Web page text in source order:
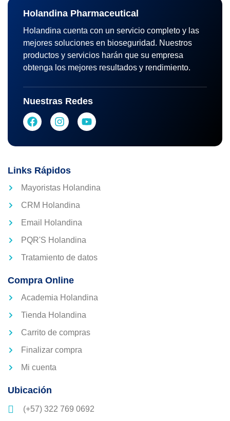
Holandina Pharmaceutical
Holandina cuenta con un servicio completo y las
mejores soluciones en bioseguridad. Nuestros
productos y servicios harán que su empresa
obtenga los mejores resultados y rendimiento.
Nuestras Redes
Links Rápidos
Mayoristas Holandina
CRM Holandina
Email Holandina
PQR'S Holandina
Tratamiento de datos
Compra Online
Academia Holandina
Tienda Holandina
Carrito de compras
Finalizar compra
Mi cuenta
Ubicación
(+57) 322 769 0692